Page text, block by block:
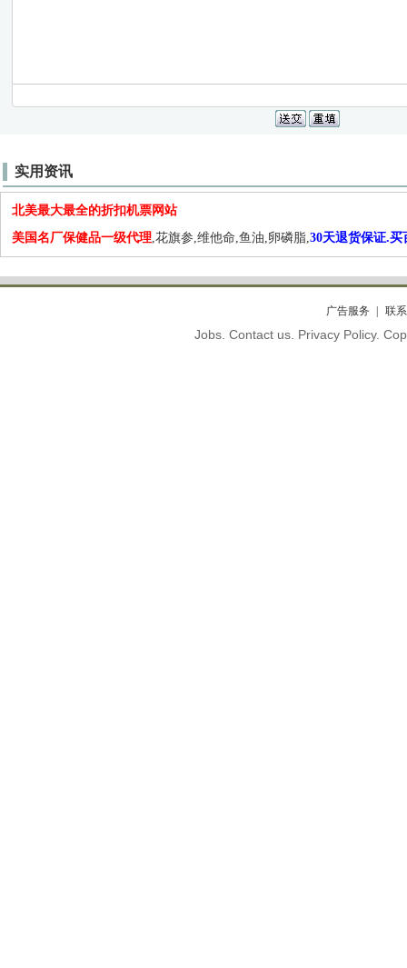
实用资讯
北美最大最全的折扣机票网站
美国名厂保健品一级代理,花旗参,维他命,鱼油,卵磷脂,30天退货保证.买
广告服务 联
Jobs. Contact us. Privacy Policy.